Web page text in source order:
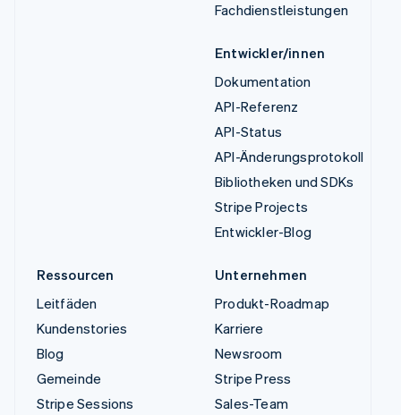
Fachdienstleistungen
Entwickler/innen
Dokumentation
API-Referenz
API-Status
API-Änderungsprotokoll
Bibliotheken und SDKs
Stripe Projects
Entwickler-Blog
Ressourcen
Leitfäden
Kundenstories
Blog
Gemeinde
Stripe Sessions
Unternehmen
Produkt-Roadmap
Karriere
Newsroom
Stripe Press
Sales-Team